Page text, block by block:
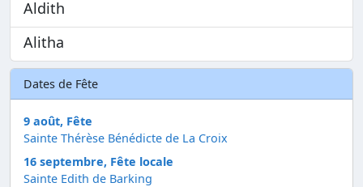
Aldith
Alitha
Dates de Fête
9 août, Fête
Sainte Thérèse Bénédicte de La Croix
16 septembre, Fête locale
Sainte Edith de Barking